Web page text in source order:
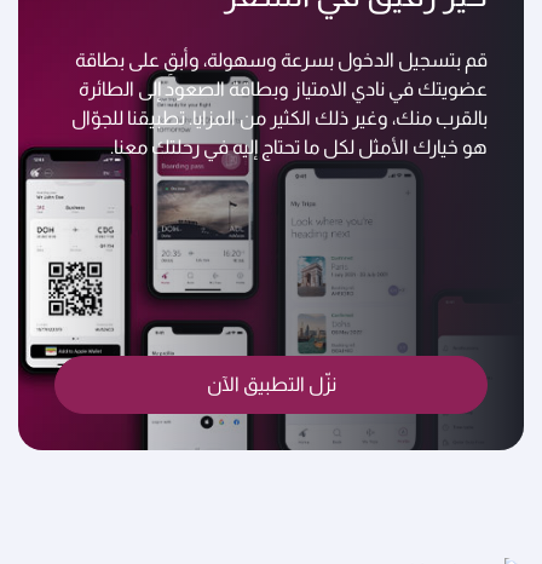
قم بتسجيل الدخول بسرعة وسهولة، وأبقِ على بطاقة
عضويتك في نادي الامتياز وبطاقة الصعود إلى الطائرة
بالقرب منك، وغير ذلك الكثير من المزايا. تطبيقنا للجوّال
هو خيارك الأمثل لكل ما تحتاج إليه في رحلتك معنا.
نزّل التطبيق الآن